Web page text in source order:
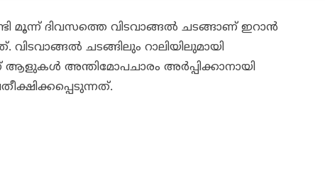
മൂന്ന് ദിവസത്തെ വിടവാങ്ങല്‍ ചടങ്ങാണ് ഇറാന്‍
വിടവാങ്ങല്‍ ചടങ്ങിലും റാലിയിലുമായി
അന്തിമോപചാരം അര്‍പ്പിക്കാനായി